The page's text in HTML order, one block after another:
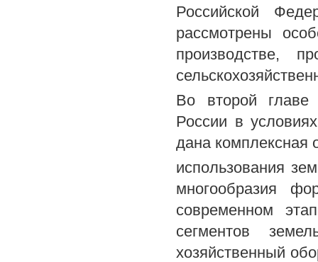
Российской
рассмотрены
производстве,
Во второй главе
России в
дана комплексная
использования
многообразия
современном
сегментов
хозяйственный